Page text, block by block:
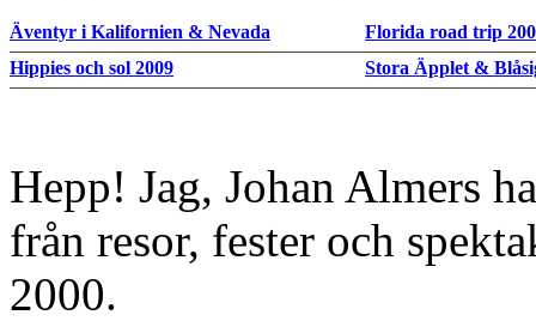
Äventyr i Kalifornien & Nevada
Florida road trip
Hippies och sol 2009
Stora Äpplet &
Hepp! Jag, Johan Almers
från resor, fester och
2000.